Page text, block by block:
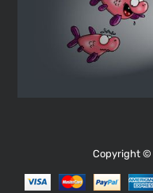
Copyright ©